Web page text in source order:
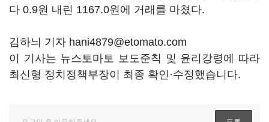
다 0.9원 내린 1167.0원에 거래를 마쳤다.
김하늬 기자 hani4879@etomato.com
이 기사는 뉴스토마토 보도준칙 및 윤리강령에 따라
최신형 정치정책부장이 최종 확인·수정했습니다.